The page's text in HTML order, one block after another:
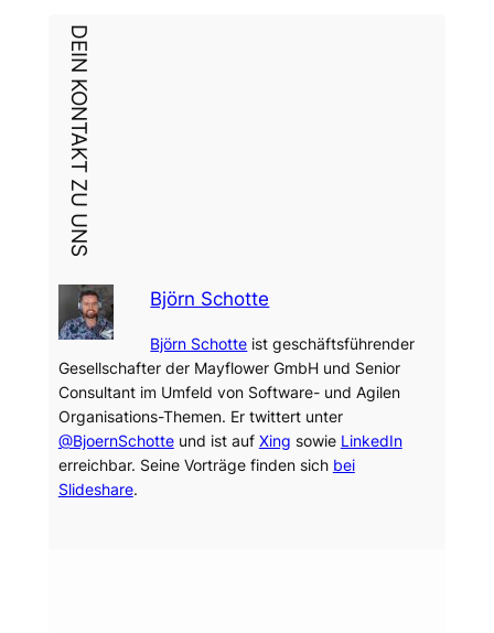
DEIN KONTAKT ZU UNS
Björn Schotte
Björn Schotte ist geschäftsführender
Gesellschafter der Mayflower GmbH und Senior
Consultant im Umfeld von Software- und Agilen
Organisations-Themen. Er twittert unter
@BjoernSchotteund ist auf Xing sowie LinkedIn
erreichbar. Seine Vorträge finden sich bei
Slideshare.